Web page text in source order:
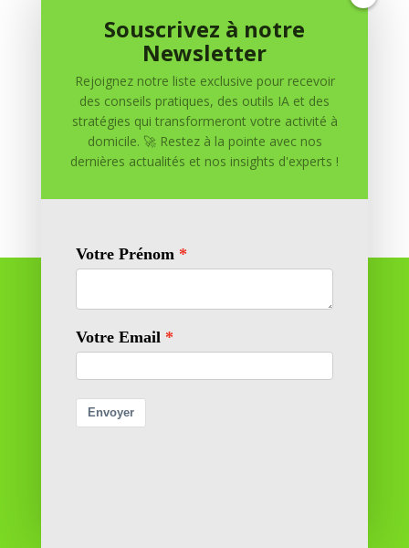
Enregistrer mon nom, mon e-mail et mon site dans
Soumettre le commentaire
Réussite à Domicile
Souscrivez à notre
Newsletter
Rejoignez notre liste exclusive pour recevoir
des conseils pratiques, des outils IA et des
stratégies qui transformeront votre activité à
domicile. 🚀 Restez à la pointe avec nos
dernières actualités et nos insights d'experts !